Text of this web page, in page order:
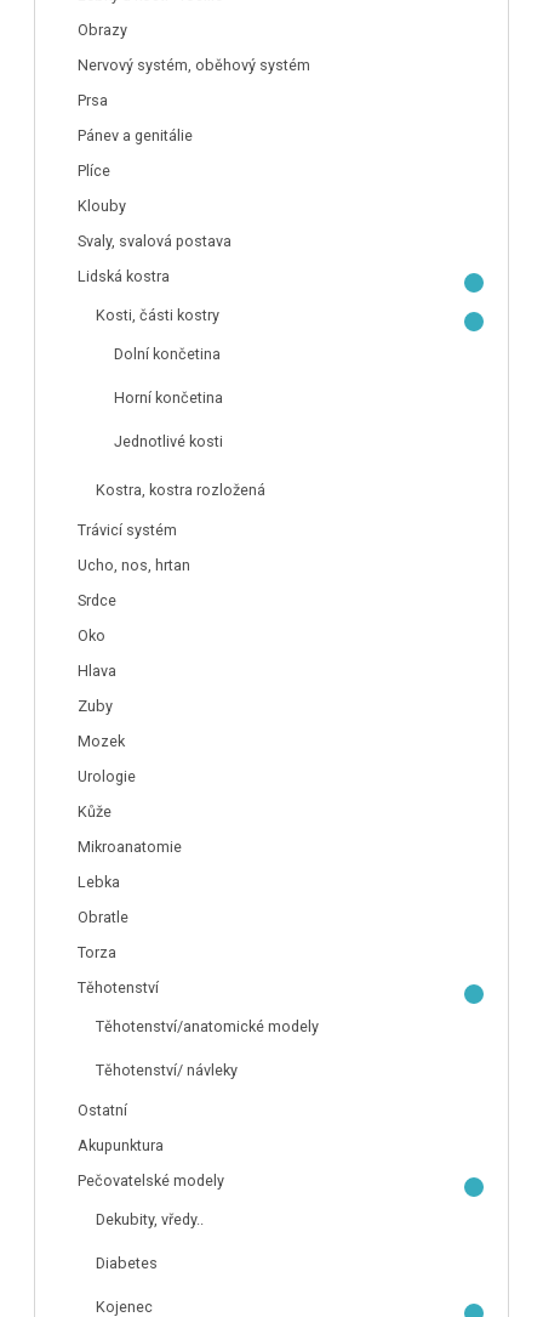
Obrazy
Nervový systém, oběhový systém
Prsa
Pánev a genitálie
Plíce
Klouby
Svaly, svalová postava
Lidská kostra
Kosti, části kostry
Dolní končetina
Horní končetina
Jednotlivé kosti
Kostra, kostra rozložená
Trávicí systém
Ucho, nos, hrtan
Srdce
Oko
Hlava
Zuby
Mozek
Urologie
Kůže
Mikroanatomie
Lebka
Obratle
Torza
Těhotenství
Těhotenství/anatomické modely
Těhotenství/ návleky
Ostatní
Akupunktura
Pečovatelské modely
Dekubity, vředy..
Diabetes
Kojenec